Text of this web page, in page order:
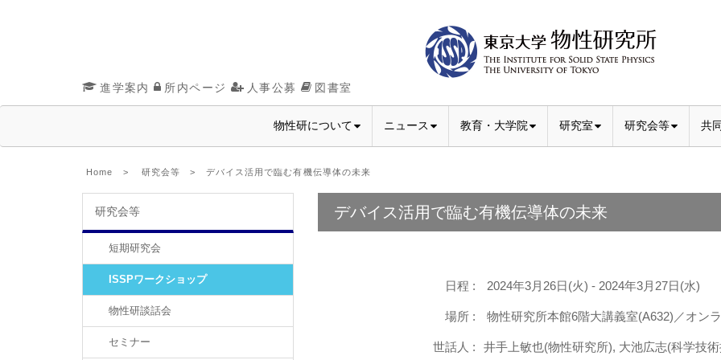
進学案内 所内ページ 人事公募 図書室
物性研について ニュース 教育・大学院 研究室 研究会等 共
Home > 研究会等 > デバイス活用で臨む有機伝導体の未来
研究会等
短期研究会
ISSPワークショップ
物性研談話会
セミナー
デバイス活用で臨む有機伝導体の未来
日程 : 2024年3月26日(火) - 2024年3月27日(水)
場所 : 物性研究所本館6階大講義室(A632)／オン
世話人 : 井手上敏也(物性研究所), 大池広志(科学技